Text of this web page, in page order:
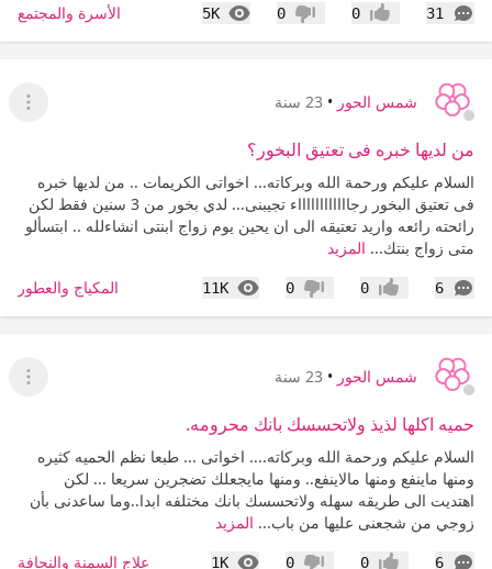
31
التعليقات إعجاب0 عدم إعجاب
0
5K
المشاهدات الأسرة والمجتمع
شمس الحور • 23 سنة
عرض
من لديها خبره فى تعتيق البخور؟
السلام عليكم ورحمة الله وبركاته... اخواتى الكريمات .. من لديها خبره
فى تعتيق البخور رجااااااااااااء تجيبنى... لدي بخور من 3 سنين فقط لكن
رائحته رائعه واريد تعتيقه الى ان يحين يوم زواج ابنتى انشاءلله .. ابتسألو
متى زواج بنتك... المزيد
6
التعليقات إعجاب0 عدم إعجاب
0
11K
المشاهدات المكياج والعطور
شمس الحور • 23 سنة
عرض
حميه اكلها لذيذ ولاتحسسك بانك محرومه.
السلام عليكم ورحمة الله وبركاته.... اخواتى ... طبعا نظم الحميه كثيره
ومنها ماينفع ومنها مالاينفع.. ومنها مايجعلك تضجرين سريعا ... لكن
اهتديت الى طريقه سهله ولاتحسسك بانك مختلفه ابدا..وما ساعدنى بأن
زوجي من شجعنى عليها من باب... المزيد
6
التعليقات 0
0
1K
المشاهدات علاج السمنة والنحافة